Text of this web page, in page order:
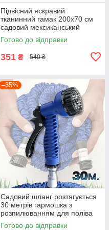
Підвісний яскравий
тканинний гамак 200х70 см
садовий мексиканський
туристичний для дому дачі та
туризму з чохлом
Готово до відправки
351 ₴ 540 ₴
–35%
Садовий шланг розтягується
30 метрів гармошка з
розпилюванням для поліва
MAGIC HOSE 7 режимів
Готово до відправки